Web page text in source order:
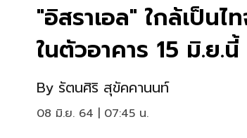
"อิสราเอล" ใกล้เป็น
ในตัวอาคาร 15 มิ.ย.
By รัตนศิริ สุขัคคานนท์
08 มิ.ย. 64 | 07:45 น.